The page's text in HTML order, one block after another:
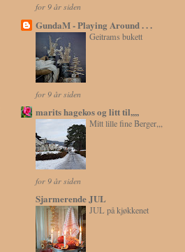
for 9 år siden
GundaM - Playing Around . . .
Geitrams bukett
for 9 år siden
marits hagekos og litt til,,,,
Mitt lille fine Berger,,,
for 9 år siden
Sjarmerende JUL
JUL på kjøkkenet